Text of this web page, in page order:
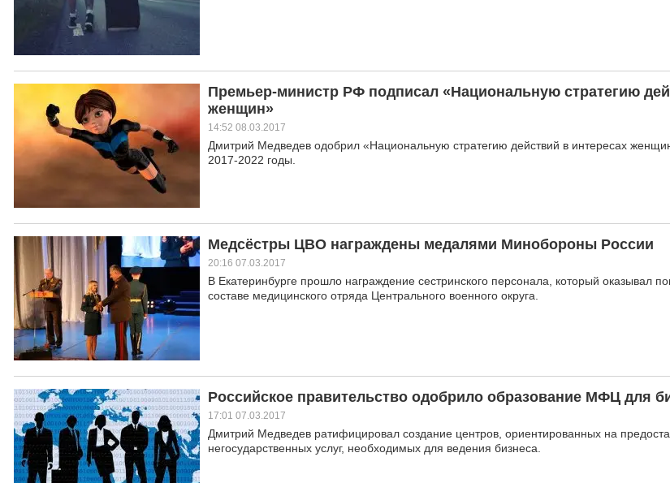
Премьер-министр РФ подписал «Национальную стратегию
женщин»
14:52 08.03.2017
Дмитрий Медведев одобрил «Национальную стратегию действий в интересах
2017-2022 годы.
Медсёстры ЦВО награждены медалями Минобороны России
20:16 07.03.2017
В Екатеринбурге прошло награждение сестринского персонала, который оказывал
составе медицинского отряда Центрального военного округа.
Российское правительство одобрило образование МФЦ для
17:01 07.03.2017
Дмитрий Медведев ратифицировал создание центров, ориентированных на
негосударственных услуг, необходимых для ведения бизнеса.